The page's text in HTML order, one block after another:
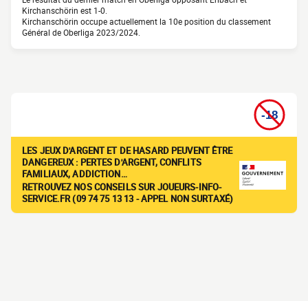
Kirchanschörin est 1-0.
Kirchanschörin occupe actuellement la 10e position du classement
Général de Oberliga 2023/2024.
LES JEUX D'ARGENT ET DE HASARD PEUVENT ÊTRE
DANGEREUX : PERTES D'ARGENT, CONFLITS
FAMILIAUX, ADDICTION…
RETROUVEZ NOS CONSEILS SUR JOUEURS-INFO-
SERVICE.FR (09 74 75 13 13 - APPEL NON SURTAXÉ)